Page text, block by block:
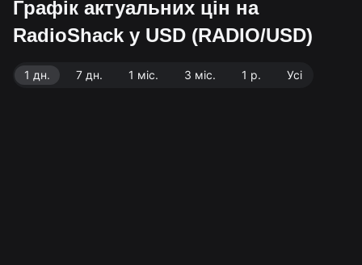
Графік актуальних цін на
RadioShack у USD (RADIO/USD)
1 дн. 7 дн. 1 міс. 3 міс. 1 р. Усі